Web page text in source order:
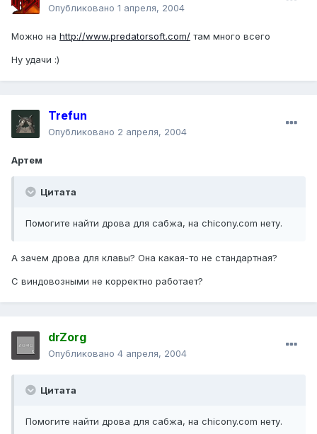
Опубликовано 1 апреля, 2004
Можно на http://www.predatorsoft.com/ там много всего
Ну удачи :)
Trefun
Опубликовано 2 апреля, 2004
Артем
Цитата
Помогите найти дрова для сабжа, на chicony.com нету.
А зачем дрова для клавы? Она какая-то не стандартная?
С виндовозными не корректно работает?
drZorg
Опубликовано 4 апреля, 2004
Цитата
Помогите найти дрова для сабжа, на chicony.com нету.